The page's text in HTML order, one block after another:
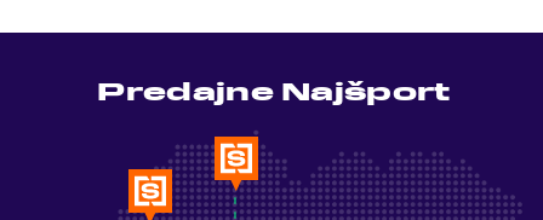
Predajne Najšport